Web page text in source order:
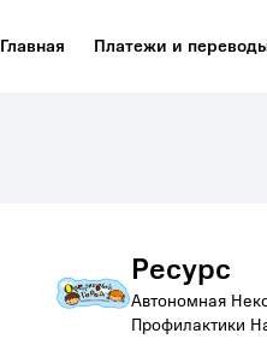
Главная Платежи и
Ресурс
Автономная
Профилактики